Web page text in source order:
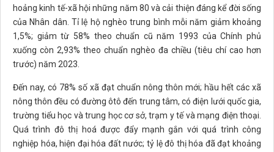
hoảng kinh tế-xã hội những năm 80 và cải thiện đáng kể đời sống
của Nhân dân. Tỉ lệ hộ nghèo trung bình mỗi năm giảm khoảng
1,5%; giảm từ 58% theo chuẩn cũ năm 1993 của Chính phủ
xuống còn 2,93% theo chuẩn nghèo đa chiều (tiêu chí cao hơn
trước) năm 2023.
Đến nay, có 78% số xã đạt chuẩn nông thôn mới; hầu hết các xã
nông thôn đều có đường ôtô đến trung tâm, có điện lưới quốc gia,
trường tiểu học và trung học cơ sở, trạm y tế và mạng điện thoại.
Quá trình đô thị hoá được đẩy mạnh gắn với quá trình công
nghiệp hóa, hiện đại hóa đất nước; tỷ lệ đô thị hóa đã đạt khoảng